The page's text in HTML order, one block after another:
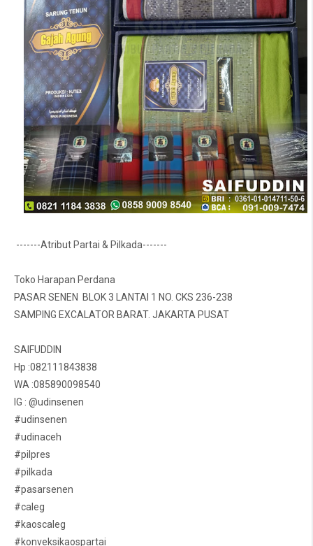
-------Atribut Partai & Pilkada-------
Toko Harapan Perdana
PASAR SENEN BLOK 3 LANTAI 1 NO. CKS 236-238
SAMPING EXCALATOR BARAT. JAKARTA PUSAT
SAIFUDDIN
Hp :082111843838
WA :085890098540
IG : @udinsenen
#udinsenen
#udinaceh
#pilpres
#pilkada
#pasarsenen
#caleg
#kaoscaleg
#konveksikaospartai